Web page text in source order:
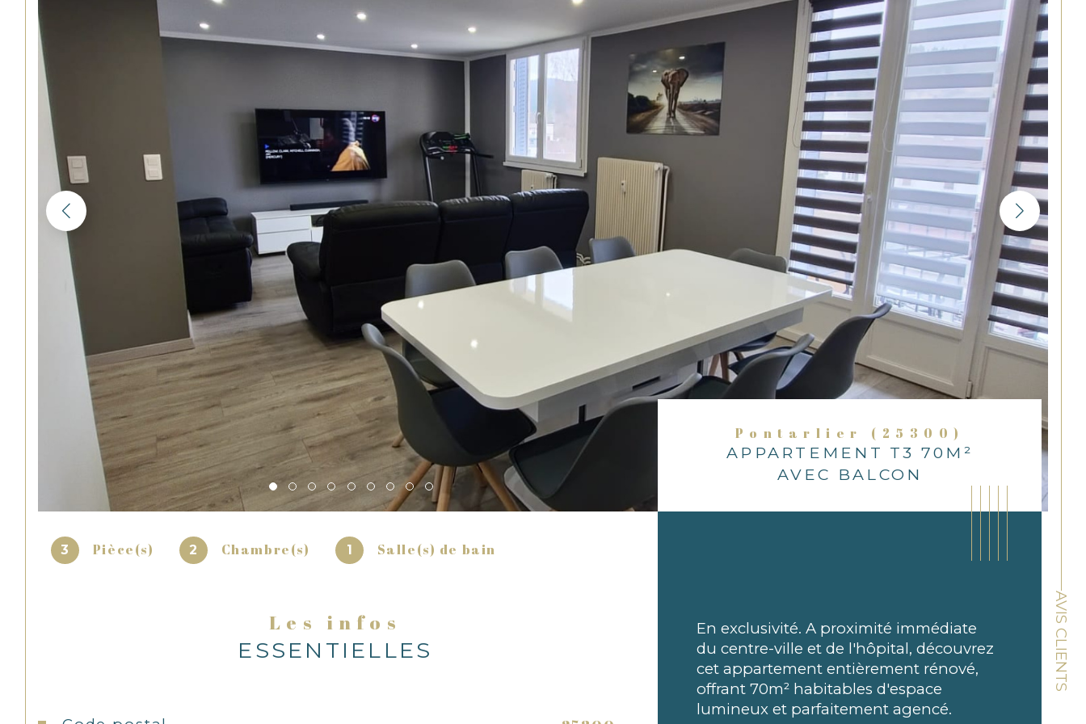
AVIS CLIENTS
Pontarlier (25300)
APPARTEMENT T3 70M²
AVEC BALCON
3 Pièce(s) 2 Chambre(s) 1 Salle(s) de bain
Les infos
ESSENTIELLES
En exclusivité. A proximité immédiate
du centre-ville et de l'hôpital, découvrez
cet appartement entièrement rénové,
offrant 70m² habitables d'espace
lumineux et parfaitement agencé.